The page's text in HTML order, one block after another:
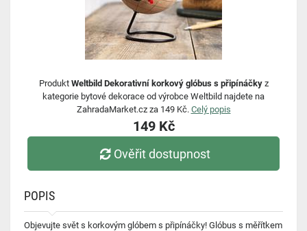
Produkt Weltbild Dekorativní korkový glóbus s připínáčkyz
kategorie bytové dekorace od výrobce Weltbild najdete na
ZahradaMarket.cz za 149 Kč. Celý popis
149 Kč
Ověřit dostupnost
POPIS
Objevujte svět s korkovým glóbem s připínáčky! Glóbus s měřítkem